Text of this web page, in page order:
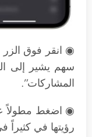
◉ انقر فوق
سهم يشير إلى
المشاركات”.
◉ اضغط مطولاً
رؤيتها في كثيراً